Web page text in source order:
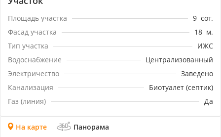
Площадь участка 9 сот.
Фасад участка
18 м.
Тип участка
ИЖС
Водоснабжение
Централизованный
Электричество
Заведено
Канализация
Биотуалет (септик)
Газ (линия)
Да
На карте Панорама